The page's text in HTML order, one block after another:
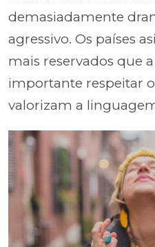
demasiadamente
agressivo. Os países
mais reservados que
importante respeitar
valorizam a